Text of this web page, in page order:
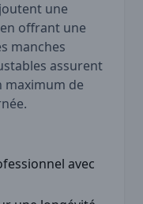
une
offrant une
manches
assurent
de
avec